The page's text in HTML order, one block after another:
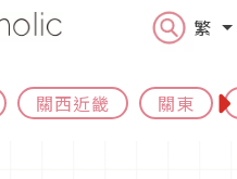
繁
關西近畿 關東